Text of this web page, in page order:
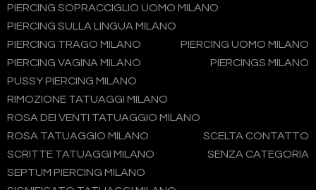
PIERCING SOPRACCIGLIO UOMO MILANO
PIERCING SULLA LINGUA MILANO
PIERCING TRAGO MILANO
PIERCING UOMO MILANO
PIERCING VAGINA MILANO
PIERCINGS MILANO
PUSSY PIERCING MILANO
RIMOZIONE TATUAGGI MILANO
ROSA DEI VENTI TATUAGGIO MILANO
ROSA TATUAGGIO MILANO
SCELTA CONTATTO
SCRITTE TATUAGGI MILANO
SENZA CATEGORIA
SEPTUM PIERCING MILANO